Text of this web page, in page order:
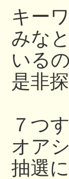
キー
みな
いる
是非
７つ
オア
抽選